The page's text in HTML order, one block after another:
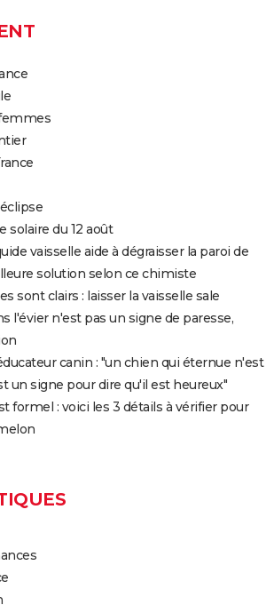
solaire du 12 août
vaisselle aide à dégraisser la paroi de
solution selon ce chimiste
sont clairs : laisser la vaisselle sale
l'évier n'est pas un signe de paresse,
canin : "un chien qui éternue n'est
un signe pour dire qu'il est heureux"
formel : voici les 3 détails à vérifier pour